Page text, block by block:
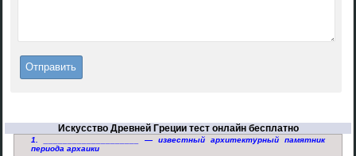
Искусство Древней Греции тест онлайн бесплатно
1. ____________________ — известный архитектурный памятник
периода архаики